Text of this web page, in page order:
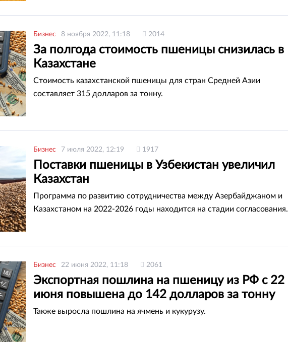
Бизнес 8 ноября 2022, 11:18 2014
За полгода стоимость пшеницы снизилась в
Казахстане
Стоимость казахстанской пшеницы для стран Средней Азии
составляет 315 долларов за тонну.
Бизнес 7 июля 2022, 12:19 1917
Поставки пшеницы в Узбекистан увеличил
Казахстан
Программа по развитию сотрудничества между Азербайджаном и
Казахстаном на 2022-2026 годы находится на стадии согласования.
Бизнес 22 июня 2022, 11:18 2061
Экспортная пошлина на пшеницу из РФ с 22
июня повышена до 142 долларов за тонну
Также выросла пошлина на ячмень и кукурузу.